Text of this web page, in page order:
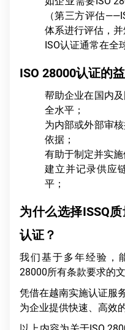
（第三方评估
体系进行评估，并
ISO认证通常在全
ISO 28000认证的
帮助企业在国内
全水平；
为内部或外部审
依据；
有助于制定并实施
建立并记录供应
平；
为什么选择ISSQ
认证？
我们基于多年经验，
28000所有条款要求的文
凭借在越南实施认证服
为企业提供快速、高效